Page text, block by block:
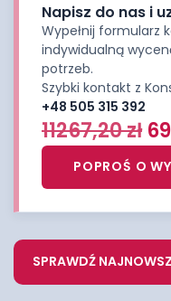
Napisz do nas i
Wypełnij formularz
indywidualną
potrzeb.
Szybki kontakt z
+48 505 315 392
11267,20zł
POPROŚ O
SPRAWDŹ